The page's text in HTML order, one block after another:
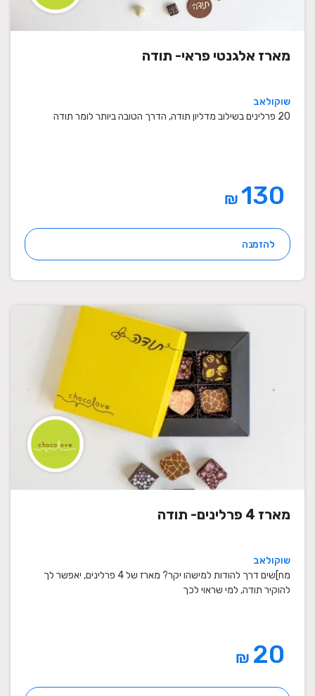
מארז אלגנטי פראי- תודה
שוקולאב
20 פרלינים בשילוב מדליון תודה, הדרך הטובה ביותר לומר תודה
₪
להזמנה
מארז 4 פרלינים- תודה
שוקולאב
מח]שים דרך להודות למישהו יקר? מארז של 4 פרלינים, יאפשר לך
להוקיר תודה, למי שראוי לכך
₪